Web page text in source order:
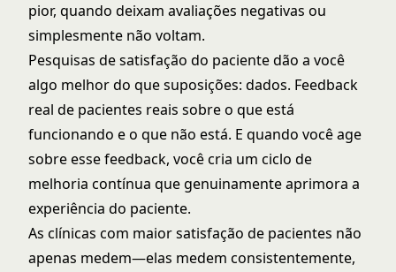
pior, quando deixam avaliações negativas ou
simplesmente não voltam.
Pesquisas de satisfação do paciente dão a você
algo melhor do que suposições: dados. Feedback
real de pacientes reais sobre o que está
funcionando e o que não está. E quando você age
sobre esse feedback, você cria um ciclo de
melhoria contínua que genuinamente aprimora a
experiência do paciente.
As clínicas com maior satisfação de pacientes não
apenas medem—elas medem consistentemente,